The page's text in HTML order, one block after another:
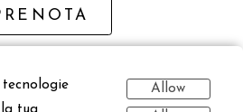
e permettere
Allow